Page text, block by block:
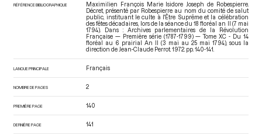
RÉFÉRENCE BIBLIOGRAPHIQUE
Maximilien François Marie Isidore Joseph de Robespierre.
Décret, présenté par Robespierre au nom du comité de salut
public, instituant le culte à l'Être Suprême et la célébration
des fêtes décadaires, lors de la séance du 18 floréal an II (7 mai
1794). Dans : Archives parlementaires de la Révolution
Française — Première série (1787-1799) — Tome XC - Du 14
floréal au 6 prairial An II (3 mai au 25 mai 1794), sous la
direction de Jean-Claude Perrot. 1972. pp. 140-141.
LANGUE PRINCIPALE Français
NOMBRE DE PAGES 2
PREMIÈRE PAGE 140
DERNIÈRE PAGE 141